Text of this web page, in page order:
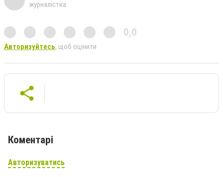
журналістка
0,0
Авторизуйтесь, щоб оцінити
Коментарі
Авторизуватись